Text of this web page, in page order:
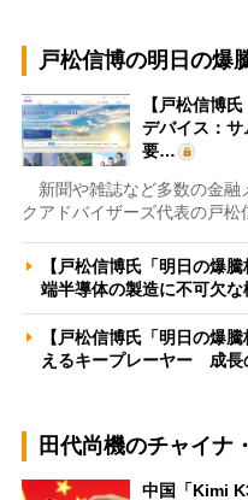
戸松信博の明日の爆
【戸松信博
デバイス：
要…
新聞や雑誌など多数の金融
クアドバイザーズ代表の戸松
【戸松信博氏「明日の爆
端半導体の製造に不可欠
【戸松信博氏「明日の爆
えるキープレーヤー 成
田代尚機のチャイナ
中国「Kimi